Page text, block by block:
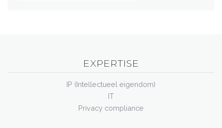
EXPERTISE
IP (Intellectueel eigendom)
IT
Privacy compliance